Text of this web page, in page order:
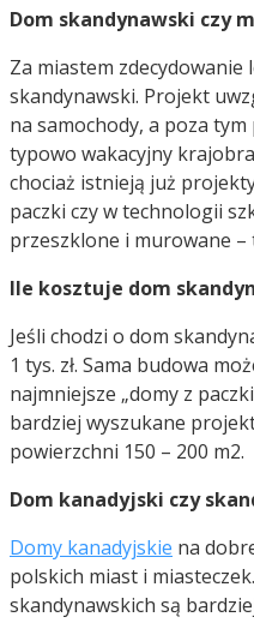
Dom skandynawski czy
Za miastem zdecydowanie
skandynawski. Projekt
na samochody, a poza
typowo wakacyjny
chociaż istnieją już
paczki czy w technologii
przeszklone i murowane –
Ile kosztuje dom
Jeśli chodzi o dom
1 tys. zł. Sama budowa
najmniejsze „domy z
bardziej wyszukane
powierzchni 150 – 200 m2.
Dom kanadyjski czy
Domy kanadyjskie na
polskich miast i
skandynawskich są